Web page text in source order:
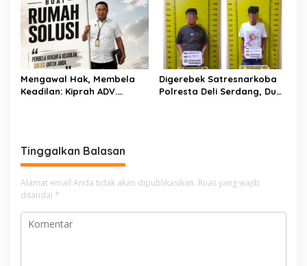
Debit Air Irigasi Watang
Sawitto Menulis
Hektare Sawah Warga
Mengawal Hak, Membela
Keadilan: Kiprah ADV.
Digerebek Satresnarkoba
Polresta Deli Serdang, Dua
Tinggalkan Balasan
Alamat email Anda tidak akan dipublikasikan. Ruas yang wajib
ditandai *